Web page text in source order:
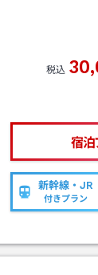
税込
宿泊
新幹線・JR
付きプラン